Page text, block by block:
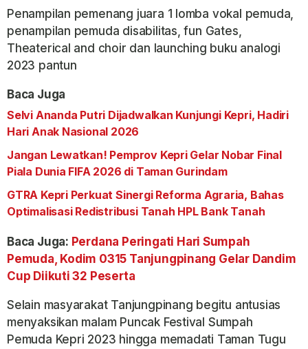
Penampilan pemenang juara 1 lomba vokal pemuda,
penampilan pemuda disabilitas, fun Gates,
Theaterical and choir dan launching buku analogi
2023 pantun
Baca Juga
Selvi Ananda Putri Dijadwalkan Kunjungi Kepri, Hadiri
Hari Anak Nasional 2026
Jangan Lewatkan! Pemprov Kepri Gelar Nobar Final
Piala Dunia FIFA 2026 di Taman Gurindam
GTRA Kepri Perkuat Sinergi Reforma Agraria, Bahas
Optimalisasi Redistribusi Tanah HPL Bank Tanah
Baca Juga: Perdana Peringati Hari Sumpah
Pemuda, Kodim 0315 Tanjungpinang Gelar Dandim
Cup Diikuti 32 Peserta
Selain masyarakat Tanjungpinang begitu antusias
menyaksikan malam Puncak Festival Sumpah
Pemuda Kepri 2023 hingga memadati Taman Tugu